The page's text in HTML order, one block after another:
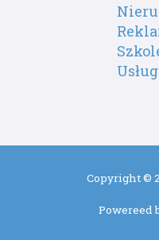
Copyright ©
Powereed